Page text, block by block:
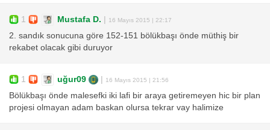
1 Mustafa D. 16 Mayıs 2015 | 22:17
2. sandık sonucuna göre 152-151 bölükbaşı önde müthiş bir
rekabet olacak gibi duruyor
1 uğur09 16 Mayıs 2015 | 21:56
Bölükbaşı önde malesefki iki lafi bir araya getiremeyen hic bir plan
projesi olmayan adam baskan olursa tekrar vay halimize